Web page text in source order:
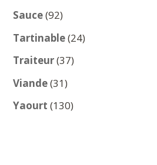
Sauce 9292
produits
Tartinable 2424
Traiteur 3737
Viande 3131
produits
Yaourt 130130